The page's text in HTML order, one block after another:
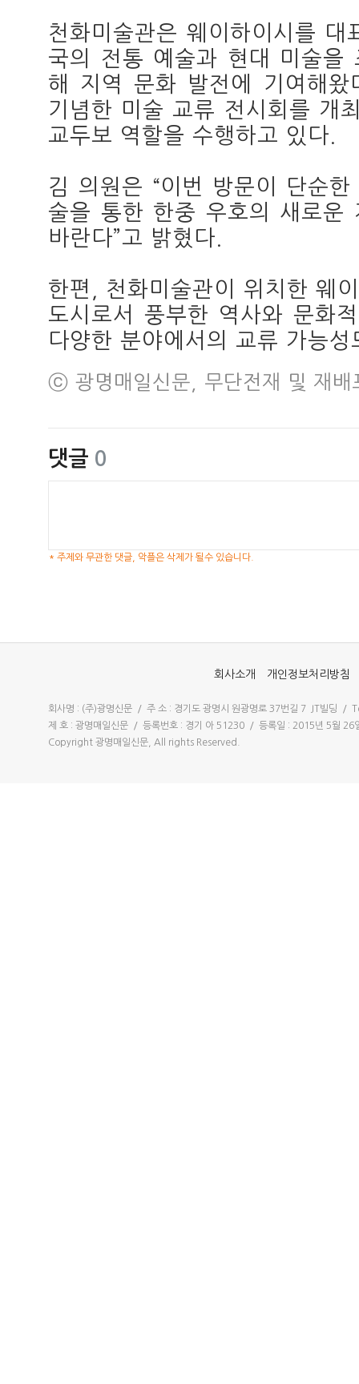
천화미술관은 웨이하이시를
국의 전통 예술과 현대 미술을
해 지역 문화 발전에 기여해
기념한 미술 교류 전시회를 개
교두보 역할을 수행하고 있다.
김 의원은 “이번 방문이 단순
술을 통한 한중 우호의 새로운
바란다”고 밝혔다.
한편, 천화미술관이 위치한 웨
도시로서 풍부한 역사와 문화
다양한 분야에서의 교류 가능
ⓒ 광명매일신문, 무단전재 및 재배
댓글 0
* 주제와 무관한 댓글, 악플은 삭제가 될수 있습니다.
회사소개 개인정보처리방침
회사명 : (주)광명신문 / 주 소 : 경기도 광명시 원광명로 37번길 7 JT빌딩
제 호 : 광명매일신문 / 등록번호 : 경기 아 51230 / 등록일 : 2015년 5월
Copyright 광명매일신문, All rights Reserved.